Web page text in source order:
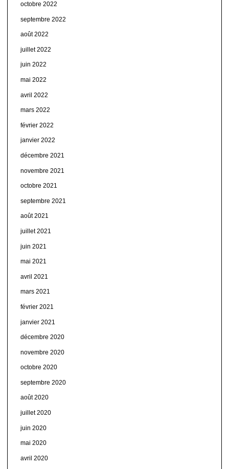
octobre 2022
septembre 2022
août 2022
juillet 2022
juin 2022
mai 2022
avril 2022
mars 2022
février 2022
janvier 2022
décembre 2021
novembre 2021
octobre 2021
septembre 2021
août 2021
juillet 2021
juin 2021
mai 2021
avril 2021
mars 2021
février 2021
janvier 2021
décembre 2020
novembre 2020
octobre 2020
septembre 2020
août 2020
juillet 2020
juin 2020
mai 2020
avril 2020